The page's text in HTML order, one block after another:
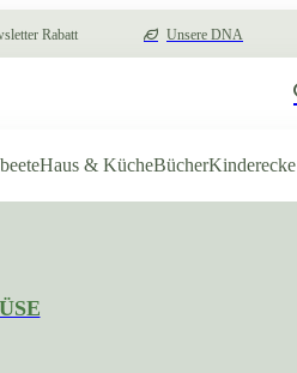
Rabatt Unsere DNA
Haus & KücheBücherKinderecke